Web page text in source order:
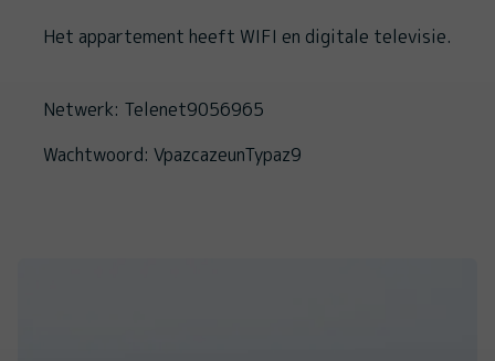
Het appartement heeft WIFI en digitale televisie.
Netwerk: Telenet9056965
Wachtwoord: VpazcazeunTypaz9